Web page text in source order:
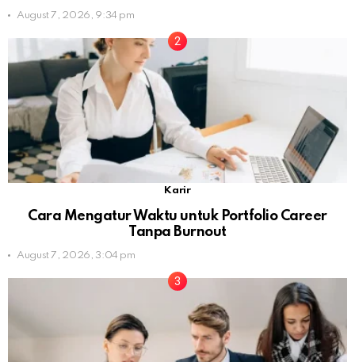
August 7, 2026, 9:34 pm
Karir
Cara Mengatur Waktu untuk Portfolio Career
Tanpa Burnout
August 7, 2026, 3:04 pm